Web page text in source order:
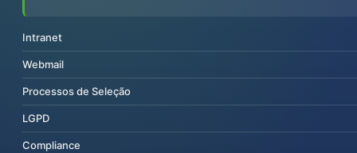
Intranet
Webmail
Processos de Seleção
LGPD
Compliance